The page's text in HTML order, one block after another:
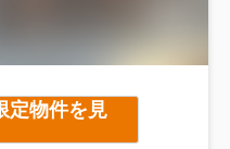
定物件を見